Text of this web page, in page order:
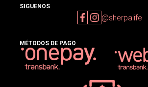
SIGUENOS
@sherpalife
MÉTODOS DE PAGO